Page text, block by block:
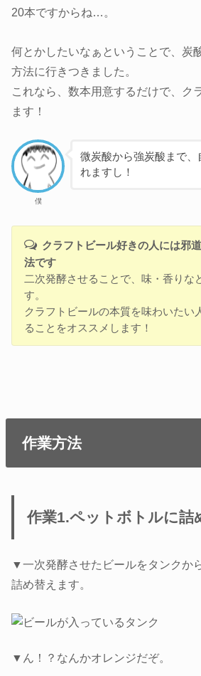
20本ですからね…。
何とかしたいなぁということで、炭
方法に行きつきました。
これなら、数本用意するだけで、ク
ます！
僕
微炭酸から強炭酸まで
れますし！
クラフトビール好きの人には邪
法です
二次発酵させることで、味・香りな
す。
クラフトビールの本質を味わいたい
ることをオススメします！
作業方法
作業1.ペットボトルに詰
▼一次発酵させたビールをタンクか
詰め替えます。
▼ん！？なんかオレンジだぞ。